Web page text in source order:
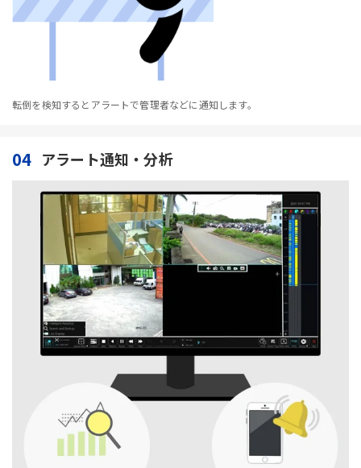
転倒を検知するとアラートで管理者などに通知します。
04 アラート通知・分析